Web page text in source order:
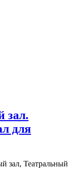
зал.
для
зал, Театральный